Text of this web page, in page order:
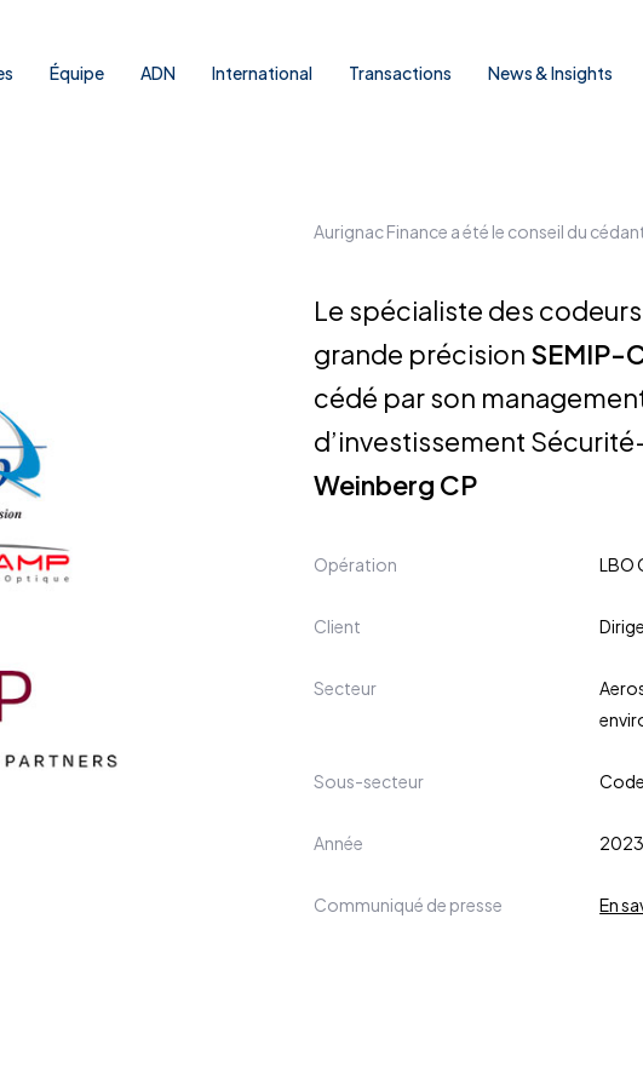
Équipe ADN International Transactions News & Insights
Aurignac Finance a été le conseil du
Le spécialiste des
grande précision SEMIP-
cédé par son
d’investissement
Weinberg CP
Opération LBO
Client
Secteur
Sous-secteur
Année 2023
Communiqué de presse En